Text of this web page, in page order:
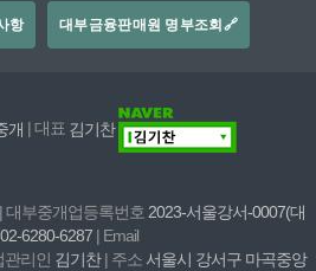
항 대부금융판매원 명부조회🔗
개 | 대표김기찬
| 대부중개업등록번호 2023-서울강서-0007(대
6280-6287 | Email
관리인 김기찬| 주소 서울시 강서구 마곡중앙